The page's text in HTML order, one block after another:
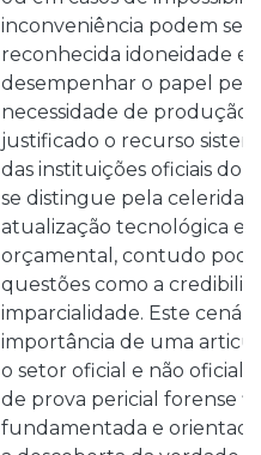
inconveniência podem ser
reconhecida idoneidade e
desempenhar o papel
necessidade de produção
justificado o recurso
das instituições oficiais do
se distingue pela
atualização tecnológica e
orçamental, contudo
questões como a
imparcialidade. Este
importância de uma
o setor oficial e não oficial,
de prova pericial forense
fundamentada e